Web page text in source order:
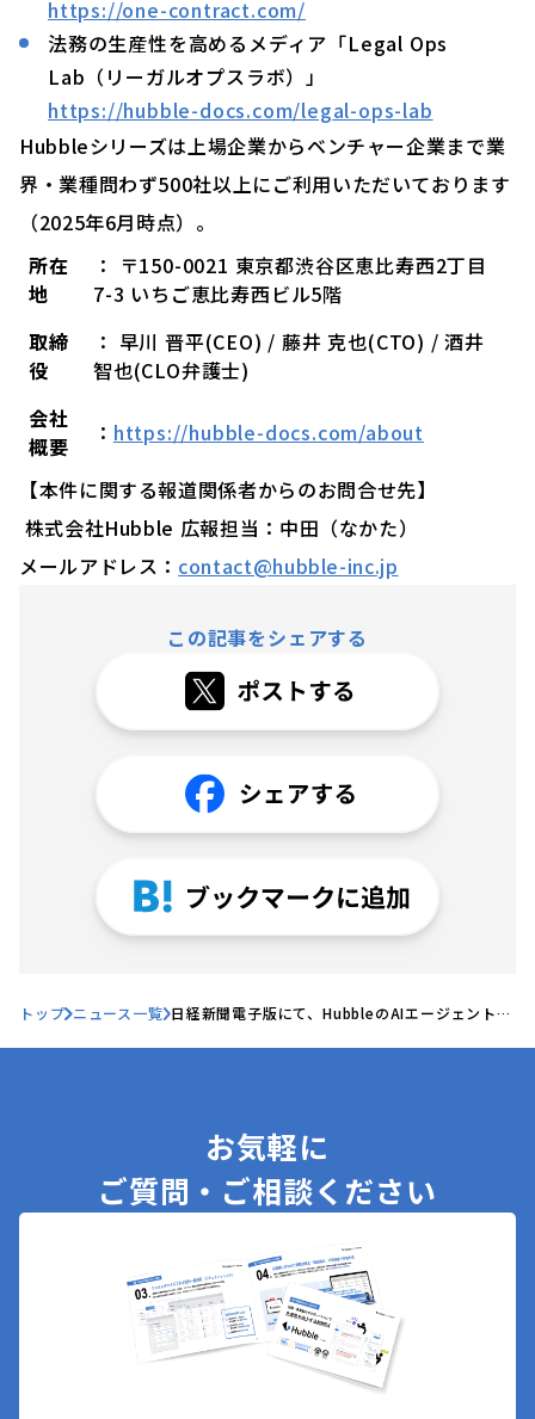
https://one-contract.com/
法務の生産性を高めるメディア「Legal Ops
Lab（リーガルオプスラボ）」
https://hubble-docs.com/legal-ops-lab
Hubbleシリーズは上場企業からベンチャー企業まで業
界・業種問わず500社以上にご利用いただいております
（2025年6月時点）。
所在
地
： 〒150-0021 東京都渋谷区恵比寿西2丁目
7-3 いちご恵比寿西ビル5階
取締
役
： 早川 晋平(CEO) / 藤井 克也(CTO) / 酒井
智也(CLO弁護士)
会社
概要
： https://hubble-docs.com/about
【本件に関する報道関係者からのお問合せ先】
株式会社Hubble 広報担当：中田（なかた）
メールアドレス： contact@hubble-inc.jp
この記事をシェアする
トップ ニュース一覧 日経新聞電子版にて、HubbleのAIエージェント機
お気軽に
ご質問・ご相談ください